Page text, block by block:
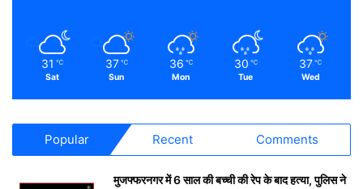
31 ℃
Sat
37 ℃
Sun
36 ℃
Mon
30 ℃
Tue
37 ℃
Wed
Popular Recent Comments
मुजफ्फरनगर में 6 साल की बच्ची की रेप के बाद हत्या, पुलिस ने